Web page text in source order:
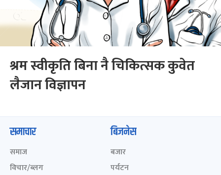
श्रम स्वीकृति बिना नै चिकित्सक कुवेत
लैजान विज्ञापन
समाचार
समाज
विचार/ब्लग
बिजनेस
बजार
पर्यटन